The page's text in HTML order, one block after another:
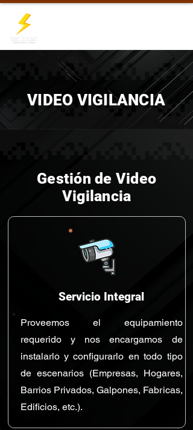
VIDEO VIGILANCIA
Gestión de Video
Vigilancia
Servicio Integral
Proveemos el equipamiento
requerido y nos encargamos de
instalarlo y configurarlo en todo tipo
de escenarios (Empresas, Hogares,
Barrios Privados, Galpones, Fabricas,
Edificios, etc.).